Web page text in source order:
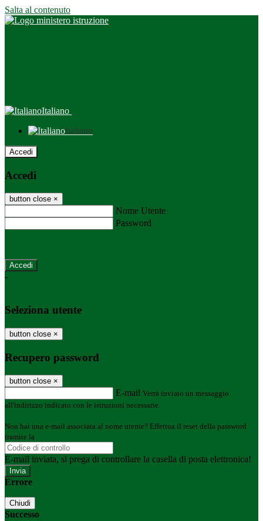
Salta al contenuto
Italiano
Italiano
Accedi
Accedi
button close ×
Nome Utente
Password
-
Seleziona utente
button close ×
Recupero password
button close ×
E-mail Verrà inviato un messaggio
all'indirizzo indicato con le istruzioni necessarie.
Non hai una e-mail associata al nome utente? Effettua il reset della password
tramite la
E-mail inviata, si prega di controllare la casella di posta elettronica!
Errore
Chiudi
Successo